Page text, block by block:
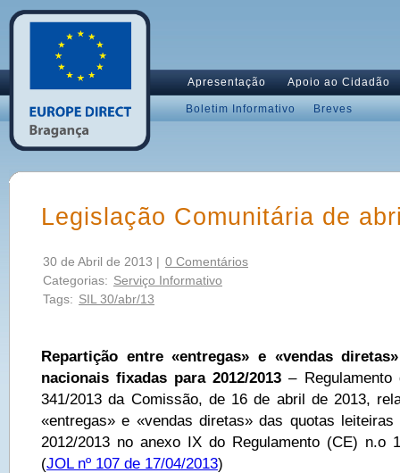
Apresentação Apoio ao Cidadão
Boletim Informativo Breves
Legislação Comunitária de
30 de Abril de 2013 | 0 Comentários
Categorias: Serviço Informativo
Tags: SIL 30/abr/13
Repartição entre «entregas» e «vendas
nacionais fixadas para 2012/2013 –
341/2013 da Comissão, de 16 de abril de 2013,
«entregas» e «vendas diretas» das quotas
2012/2013 no anexo IX do Regulamento (CE) n.o
(JOL nº 107 de 17/04/2013)